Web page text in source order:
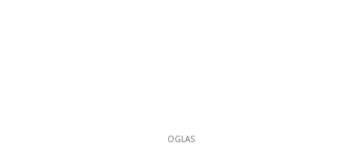
OGLAS